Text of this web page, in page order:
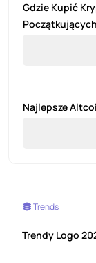
Gdzie Kupić
Początkujących
Najlepsze
Trends
Trendy Logo